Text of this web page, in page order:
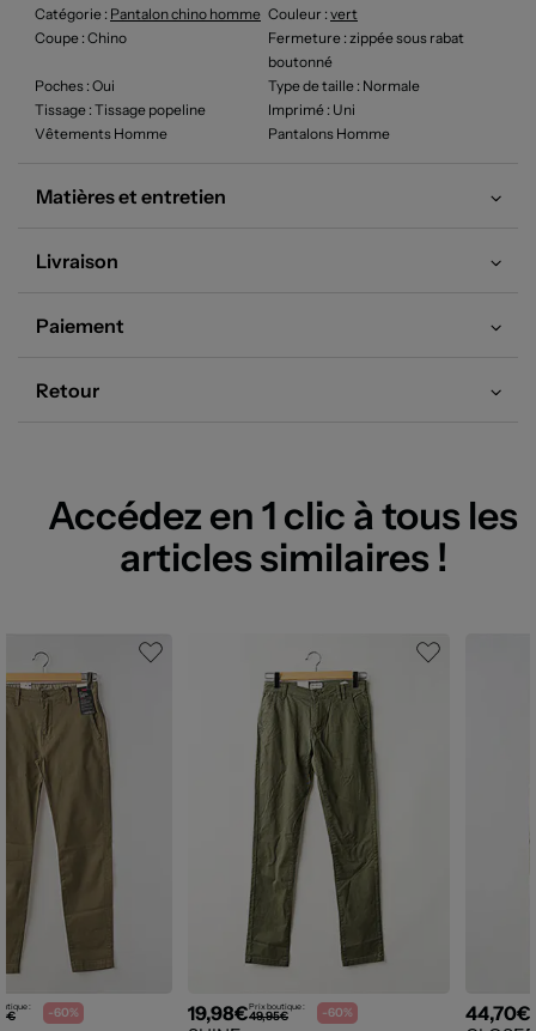
Catégorie : Pantalon chino homme Couleur : vert
Coupe : Chino Fermeture : zippée sous rabat
boutonné
Poches : Oui Type de taille : Normale
Tissage : Tissage popeline Imprimé : Uni
Vêtements Homme
Pantalons Homme
Matières et entretien
Livraison
Paiement
Retour
Accédez en 1 clic à tous les
articles similaires !
: -60% 19,98€Prix boutique :
49,95€ -60% 44,70€